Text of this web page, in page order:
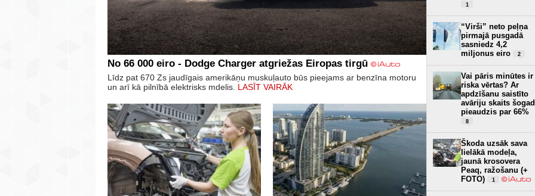
No 66 000 eiro - Dodge Charger atgriežas Eiropas tirgū
Līdz pat 670 Zs jaudīgais amerikāņu muskuļauto būs pieejams ar benzīna motoru
un arī kā pilnībā elektrisks mdelis. LASĪT VAIRĀK
1
“Virši” neto peļņa
pirmajā pusgadā
sasniedz 4,2
miljonus eiro
2
Vai pāris minūtes ir
riska vērtas? Ar
apdzīšanu saistīto
avāriju skaits šogad
pieaudzis par 66%
8
Škoda uzsāk sava
lielākā modeļa,
jaunā krosovera
Peaq, ražošanu (+
FOTO)
1